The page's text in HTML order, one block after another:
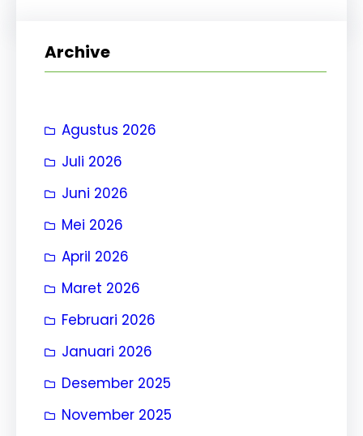
Archive
Agustus 2026
Juli 2026
Juni 2026
Mei 2026
April 2026
Maret 2026
Februari 2026
Januari 2026
Desember 2025
November 2025